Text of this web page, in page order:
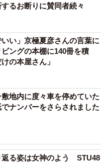
るお断りに賛同者続々
いい」京極夏彦さんの言葉に
ングの本棚に140冊を積
の本屋さん」
地内に度々車を停めていた
ナンバーをさらされました
返る姿は女神のよう STU48